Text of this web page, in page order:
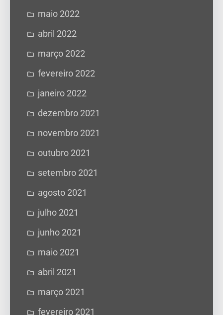
maio 2022
abril 2022
março 2022
fevereiro 2022
janeiro 2022
dezembro 2021
novembro 2021
outubro 2021
setembro 2021
agosto 2021
julho 2021
junho 2021
maio 2021
abril 2021
março 2021
fevereiro 2021